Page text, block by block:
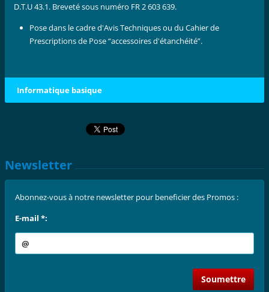
D.T.U 43.1. Breveté sous numéro FR 2 603 639.
Pose dans le cadre d'Avis Techniques ou du Cahier de
Prescriptions de Pose “accessoires d'étanchéité”.
Informatique basique
Newsletter
Abonnez-vous à notre newsletter pour beneficier des Promos :
E-mail *: